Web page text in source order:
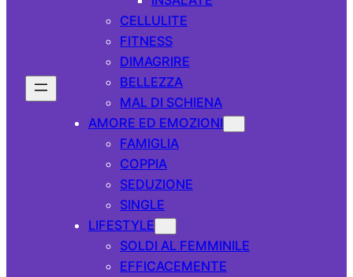
CELLULITE
FITNESS
DIMAGRIRE
BELLEZZA
MAL DI SCHIENA
AMORE ED EMOZIONI
FAMIGLIA
COPPIA
SEDUZIONE
SINGLE
LIFESTYLE
SOLDI AL FEMMINILE
EFFICACEMENTE